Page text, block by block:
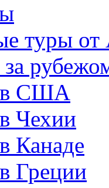
туры от
в США
Чехии
Канаде
Греции